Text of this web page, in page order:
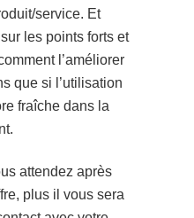
service. Et
les points forts et
l’améliorer
que si l’utilisation
fraîche dans la
attendez après
plus il vous sera